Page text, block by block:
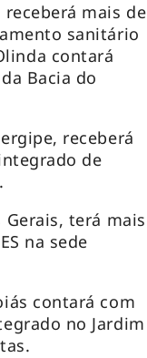
mais de
sanitário
contará
Bacia do
receberá
de
Gerais, terá mais
na sede
contará com
no Jardim